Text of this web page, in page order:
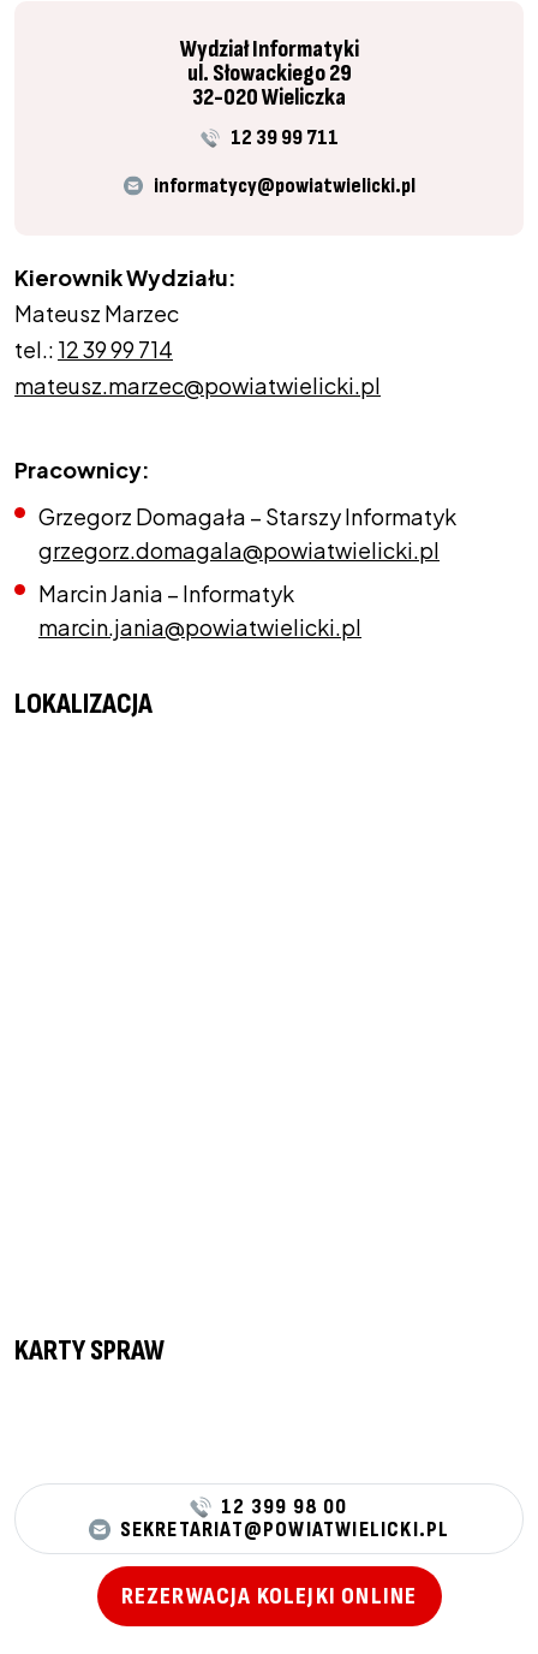
Wydział Informatyki
ul. Słowackiego 29
32-020 Wieliczka
12 39 99 711
informatycy@powiatwielicki.pl
Kierownik Wydziału:
Mateusz Marzec
tel.: 12 39 99 714
mateusz.marzec@powiatwielicki.pl
Pracownicy:
Grzegorz Domagała – Starszy Informatyk
grzegorz.domagala@powiatwielicki.pl
Marcin Jania – Informatyk
marcin.jania@powiatwielicki.pl
LOKALIZACJA
KARTY SPRAW
12 399 98 00
SEKRETARIAT@POWIATWIELICKI.PL
REZERWACJA KOLEJKI ONLINE